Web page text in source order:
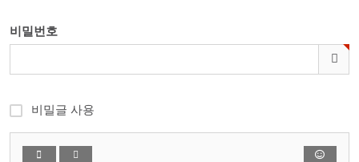
비밀번호
비밀글 사용